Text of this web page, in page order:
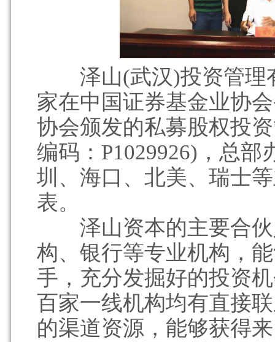
泽山(武汉)投资管理
家在中国证券基金业协
协会颁发的私募股权投
编码：P1029926)，总
圳、海口、北美、瑞士
表。
泽山资本的主要合伙
构、银行等专业机构，
手，充分发掘好的投资
百家一线机构均有直接
的渠道资源，能够获得